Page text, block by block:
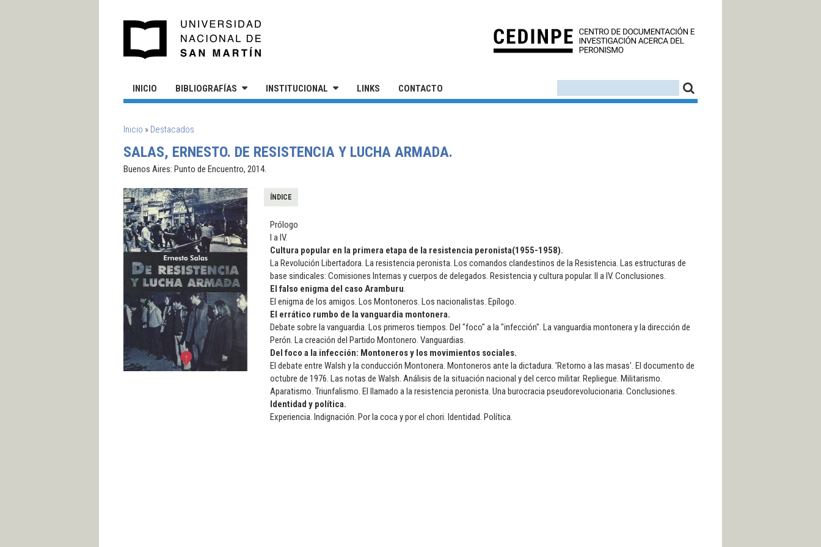
INICIO BIBLIOGRAFÍAS INSTITUCIONAL LINKS CONTACTO
SE ENCUENTRA USTED AQUÍ
Inicio » Destacados
SALAS, ERNESTO. DE RESISTENCIA Y LUCHA ARMADA.
Buenos Aires: Punto de Encuentro, 2014.
ÍNDICE
Prólogo
I a IV.
Cultura popular en la primera etapa de la resistencia peronista(1955-1958).
La Revolución Libertadora. La resistencia peronista. Los comandos clandestinos de la Resistencia. Las estructuras de
base sindicales: Comisiones Internas y cuerpos de delegados. Resistencia y cultura popular. II a IV. Conclusiones.
El falso enigma del caso Aramburu
El enigma de los amigos. Los Montoneros. Los nacionalistas. Epílogo.
El errático rumbo de la vanguardia montonera.
Debate sobre la vanguardia. Los primeros tiempos. Del "foco" a la "infección". La vanguardia montonera y la dirección de
Perón. La creación del Partido Montonero. Vanguardias.
Del foco a la infección: Montoneros y los movimientos sociales.
El debate entre Walsh y la conducción Montonera. Montoneros ante la dictadura. 'Retorno a las masas'. El documento de
octubre de 1976. Las notas de Walsh. Análisis de la situación nacional y del cerco militar. Repliegue. Militarismo.
Aparatismo. Triunfalismo. El llamado a la resistencia peronista. Una burocracia pseudorevolucionaria. Conclusiones.
Identidad y política.
Experiencia. Indignación. Por la coca y por el chori. Identidad. Política.